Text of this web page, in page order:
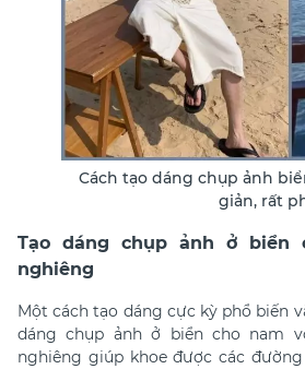
Cách tạo dáng chụp ảnh
giản, rất
Tạo dáng chụp ảnh ở biển
nghiêng
Một cách tạo dáng cực kỳ phổ biến
dáng chụp ảnh ở biển cho nam
nghiêng giúp khoe được các